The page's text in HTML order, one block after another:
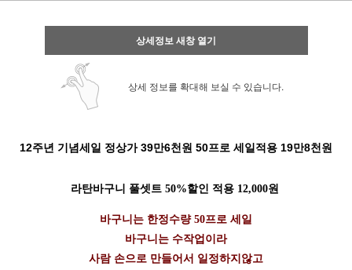
상세정보 새창 열기
상세 정보를 확대해 보실 수 있습니다.
12주년 기념세일 정상가 39만6천원 50프로 세일적용 19만8천원
라탄바구니 풀셋트 50%할인 적용 12,000원
바구니는 한정수량 50프로 세일
바구니는 수작업이라
사람 손으로 만들어서 일정하지않고